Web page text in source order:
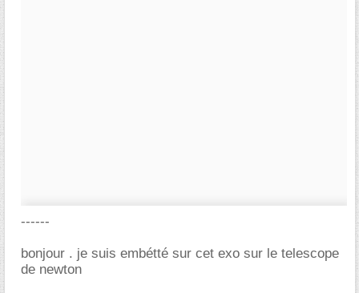
------
bonjour . je suis embétté sur cet exo sur le telescope
de newton